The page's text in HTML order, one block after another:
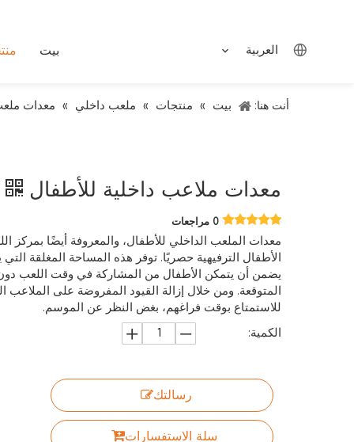
بيت العربية
أنت هنا: بيت » منتجات » ملعب داخلي » معدات
معدات ملاعب داخلية للأطفال
0 مراجعات
معدات الملعب الداخلي للأطفال، والمعروفة أيضًا بمركز
الأطفال الترفيهية حصريًا. توفر هذه المساحة المغلقة
يضمن أن يتمكن الأطفال من المشاركة في وقت اللعب
المتوقعة. ومن خلال إزالة القيود المفروضة على الملاعب
للاستمتاع بوقت فراغهم، بغض النظر عن الموسم.
الكمية:
رسالتك
سلة الاستفسارات